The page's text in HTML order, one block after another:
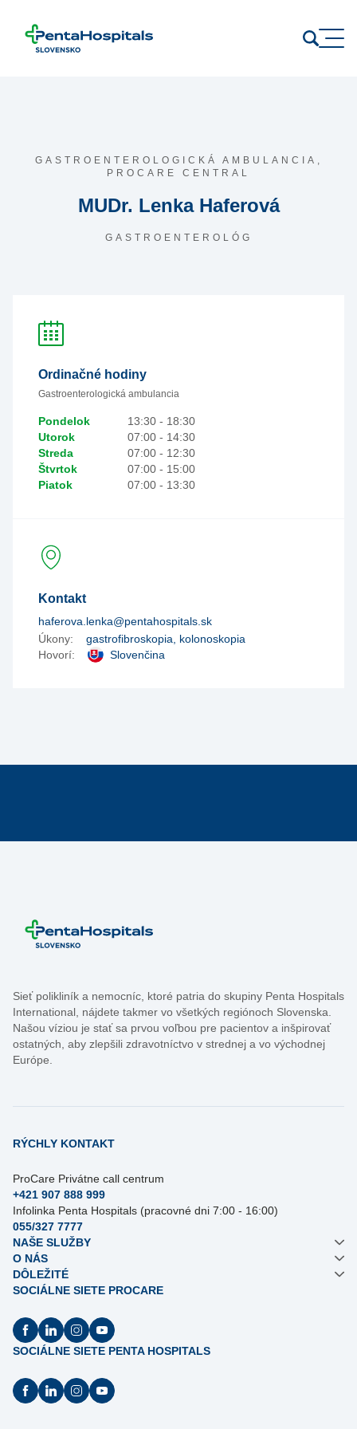
GASTROENTEROLOGICKÁ AMBULANCIA,
PROCARE CENTRAL
MUDr. Lenka Haferová
GASTROENTEROLÓG
Ordinačné hodiny
Gastroenterologická ambulancia
Pondelok
13:30 - 18:30
Utorok
07:00 - 14:30
Streda
07:00 - 12:30
Štvrtok
07:00 - 15:00
Piatok
07:00 - 13:30
Kontakt
haferova.lenka@pentahospitals.sk
Úkony:
gastrofibroskopia, kolonoskopia
Hovorí:
Slovenčina
Sieť polikliník a nemocníc, ktoré patria do skupiny Penta Hospitals
International, nájdete takmer vo všetkých regiónoch Slovenska.
Našou víziou je stať sa prvou voľbou pre pacientov a inšpirovať
ostatných, aby zlepšili zdravotníctvo v strednej a vo východnej
Európe.
RÝCHLY KONTAKT
ProCare Privátne call centrum
+421 907 888 999
Infolinka Penta Hospitals (pracovné dni 7:00 - 16:00)
055/327 7777
NAŠE SLUŽBY
O NÁS
DÔLEŽITÉ
SOCIÁLNE SIETE PROCARE
SOCIÁLNE SIETE PENTA HOSPITALS